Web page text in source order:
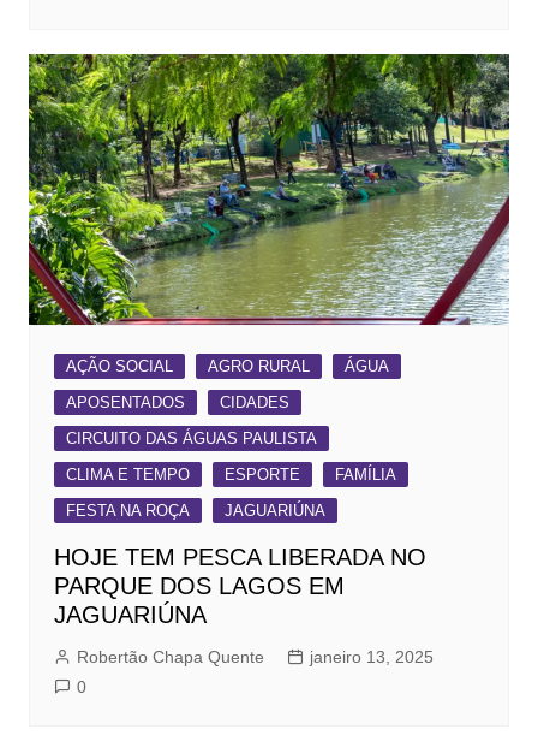
AÇÃO SOCIAL AGRO RURAL
ÁGUA
APOSENTADOS
CIDADES
CIRCUITO DAS ÁGUAS PAULISTA
CLIMA E TEMPO
ESPORTE
FAMÍLIA
FESTA NA ROÇA
JAGUARIÚNA
HOJE TEM PESCA LIBERADA NO
PARQUE DOS LAGOS EM
JAGUARIÚNA
Robertão Chapa Quente
janeiro 13, 2025
0